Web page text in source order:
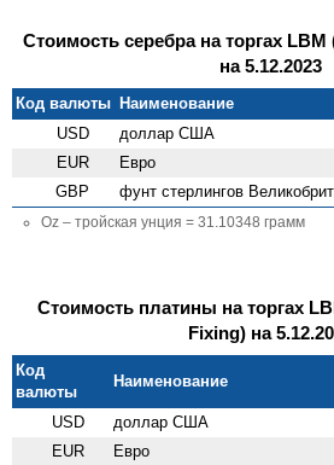
Стоимость серебра на торгах
на 5.12.2023
Код валюты Наименование
USD
доллар США
EUR Евро
GBP фунт стерлингов
Oz – тройская унция = 31.10348 грамм
Стоимость платины на торгах
Fixing) на
Код
валюты
Наименование
USD доллар США
EUR Евро